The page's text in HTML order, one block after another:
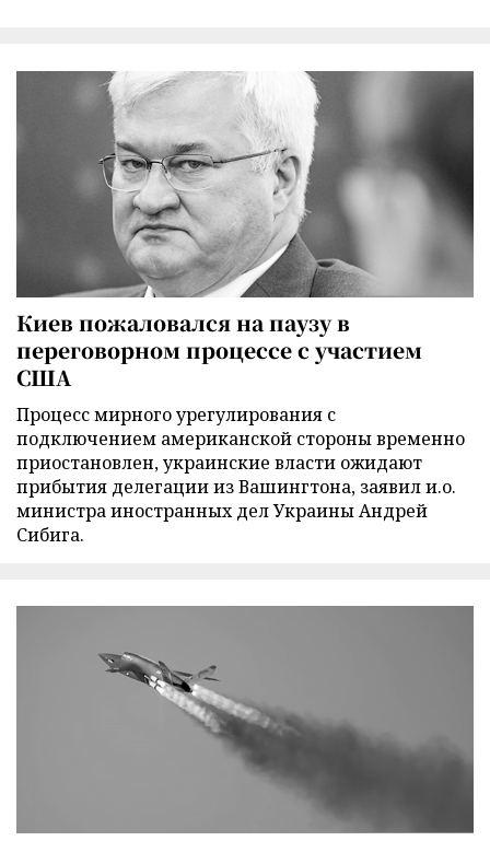
Киев пожаловался на паузу в
переговорном процессе с участием
США
Процесс мирного урегулирования с
подключением американской стороны временно
приостановлен, украинские власти ожидают
прибытия делегации из Вашингтона, заявил и.о.
министра иностранных дел Украины Андрей
Сибига.